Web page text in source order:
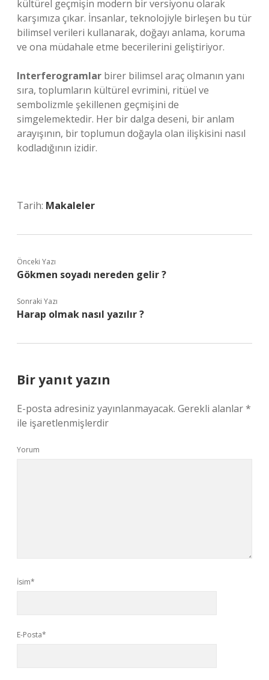
kültürel geçmişin modern bir versiyonu olarak
karşımıza çıkar. İnsanlar, teknolojiyle birleşen bu tür
bilimsel verileri kullanarak, doğayı anlama, koruma
ve ona müdahale etme becerilerini geliştiriyor.
Interferogramlar birer bilimsel araç olmanın yanı
sıra, toplumların kültürel evrimini, ritüel ve
sembolizmle şekillenen geçmişini de
simgelemektedir. Her bir dalga deseni, bir anlam
arayışının, bir toplumun doğayla olan ilişkisini nasıl
kodladığının izidir.
Tarih: Makaleler
Önceki Yazı
Gökmen soyadı nereden gelir ?
Sonraki Yazı
Harap olmak nasıl yazılır ?
Bir yanıt yazın
E-posta adresiniz yayınlanmayacak. Gerekli alanlar*
ile işaretlenmişlerdir
Yorum
İsim*
E-Posta*